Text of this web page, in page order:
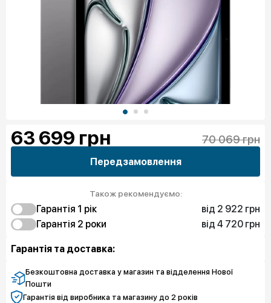
63 699 грн 70 069 грн
Передзамовлення
Також рекомендуємо:
Гарантія 1 рiк
від 2 922 грн
Захист від браку
2 922 грн
Гарантія 2 роки
від 4 720 грн
Захист екрана
Гарантія та доставка:
Безкоштовна доставка у магазин та відделення Нової
Пошти
Гарантія від виробника та магазину до 2 років